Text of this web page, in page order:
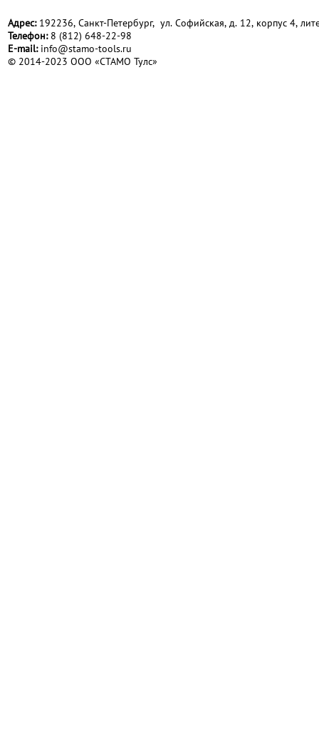
Адрес:192236, Санкт-Петербург, ул. Софийская, д. 12, корпус 4,
Телефон:8 (812) 648-22-98
Е-mail: info@stamo-tools.ru
© 2014-2023 ООО «СТАМО Тулс»